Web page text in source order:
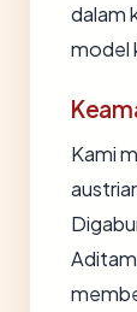
dalam
model
Kami